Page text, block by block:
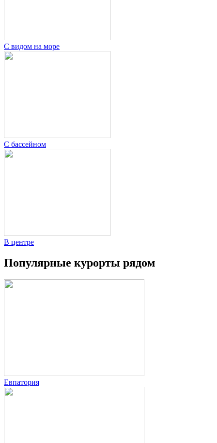
С видом на море
С бассейном
В центре
Популярные курорты рядом
Евпатория